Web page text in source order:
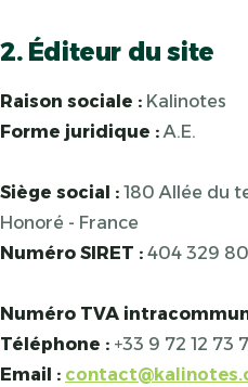
2. Éditeur du site
Raison sociale : Kalinotes
Forme juridique : A.E.
Siège social : 180 Allée du
Honoré - France
Numéro SIRET : 404 329
Numéro TVA
Téléphone : +33 9 72 12 73
Email :